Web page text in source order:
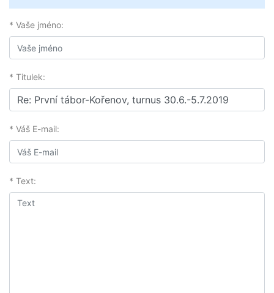
* Vaše jméno:
* Titulek:
* Váš E-mail:
* Text: